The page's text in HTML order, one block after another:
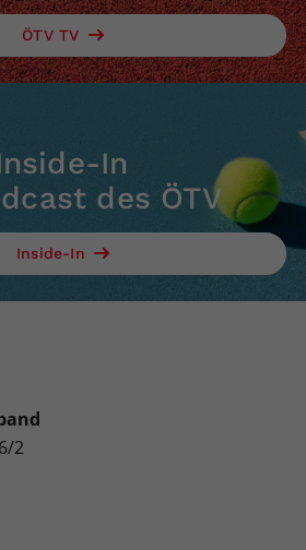
ÖTV TV
In
des ÖTV
Inside-In
2